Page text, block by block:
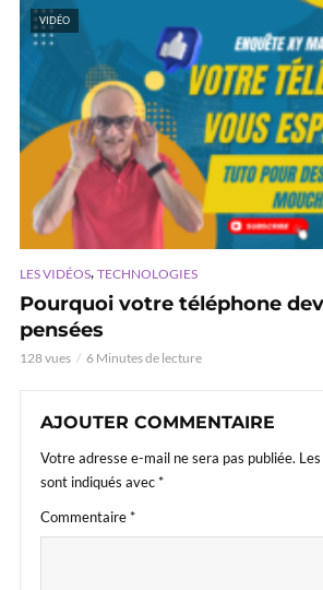
VIDÉO
LES VIDÉOS, TECHNOLOGIES
Pourquoi votre téléphone
pensées
128 vues 6 Minutes de lecture
AJOUTER COMMENTAIRE
Votre adresse e-mail ne sera pas publiée.
sont indiqués avec*
Commentaire*